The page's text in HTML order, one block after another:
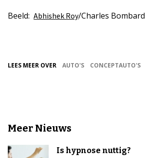
Beeld: Abhishek Roy/Charles
LEES MEER OVER AUTO'S CONCEPTAUTO'S
Meer Nieuws
Is hypnose nuttig?